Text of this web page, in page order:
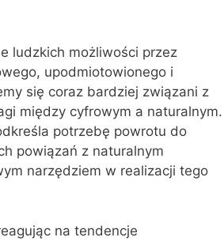
ludzkich możliwości przez
upodmiotowionego i
się coraz bardziej związani z
między cyfrowym a naturalnym.
potrzebę powrotu do
powiązań z naturalnym
narzędziem w realizacji tego
na tendencje